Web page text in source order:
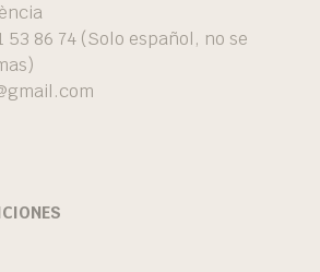
53 86 74 (Solo español, no se